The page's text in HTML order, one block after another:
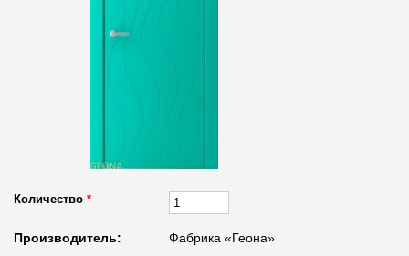
Количество *
Производитель: Фабрика «Геона»